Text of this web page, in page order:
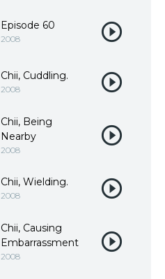
Episode 60
2008
Chii, Cuddling.
2008
Chii, Being
Nearby
2008
Chii, Wielding.
2008
Chii, Causing
Embarrassment
2008